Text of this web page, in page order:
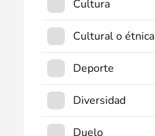
Cultura
Cultural o étnica
Deporte
Diversidad
Duelo